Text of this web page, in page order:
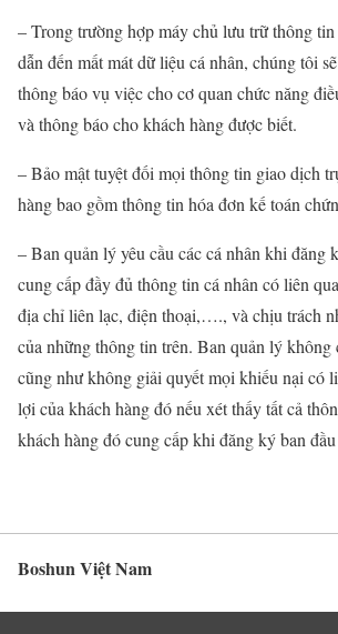
– Trong trường hợp máy chủ lưu trữ thông
dẫn đến mất mát dữ liệu cá nhân, chúng tôi
thông báo vụ việc cho cơ quan chức năng
và thông báo cho khách hàng được biết.
– Bảo mật tuyệt đối mọi thông tin giao dịch
hàng bao gồm thông tin hóa đơn kế toán
– Ban quản lý yêu cầu các cá nhân khi đăng
cung cấp đầy đủ thông tin cá nhân có liên
địa chỉ liên lạc, điện thoại,…., và chịu trách
của những thông tin trên. Ban quản lý không
cũng như không giải quyết mọi khiếu nại có
lợi của khách hàng đó nếu xét thấy tất cả
khách hàng đó cung cấp khi đăng ký ban
Boshun Việt Nam